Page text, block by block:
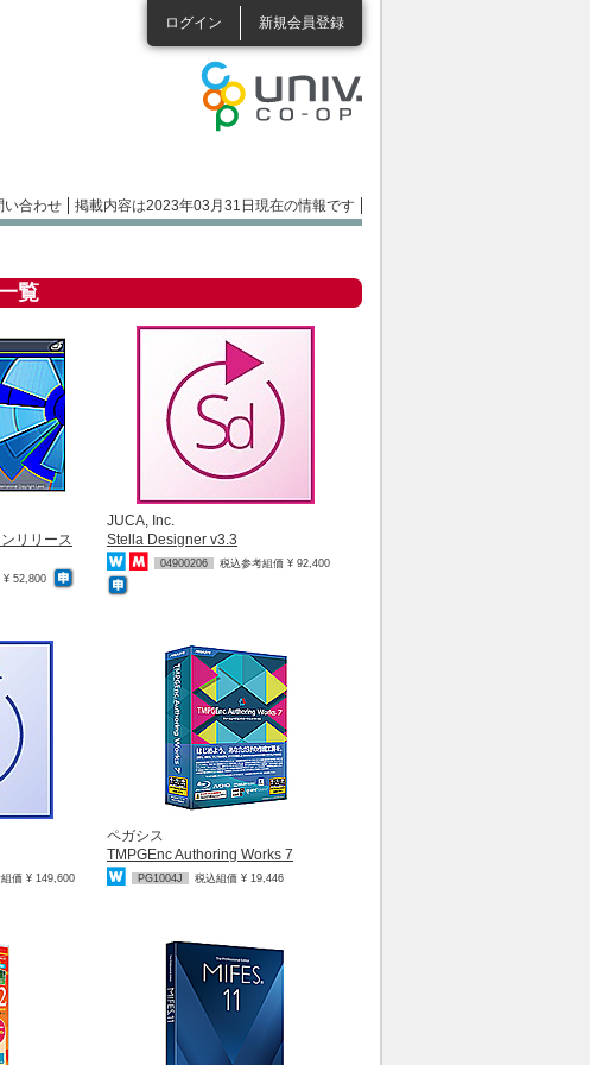
ログイン 新規会員登録
い合わせ 掲載内容は2023年03月31日現在の情報です
覧
リリース
¥ 52,800
JUCA, Inc.
Stella Designer v3.3
04900206 税込参考組価 ¥ 92,400
価 ¥ 149,600
ペガシス
TMPGEnc Authoring Works 7
PG1004J 税込組価 ¥ 19,446